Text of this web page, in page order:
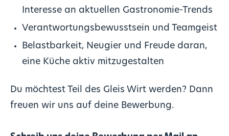
Interesse an aktuellen Gastronomie-Trends
Verantwortungsbewusstsein und Teamgeist
Belastbarkeit, Neugier und Freude daran,
eine Küche aktiv mitzugestalten
Du möchtest Teil des Gleis Wirt werden? Dann
freuen wir uns auf deine Bewerbung.